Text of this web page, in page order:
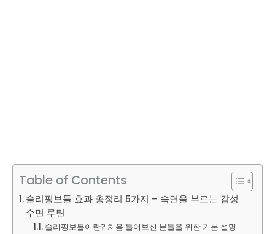
Table of Contents
슬리핑보틀 효과 총정리 5가지 – 숙면을 부르는 감성
수면 루틴
슬리핑보틀이란? 처음 들어보신 분들을 위한 기본 설명